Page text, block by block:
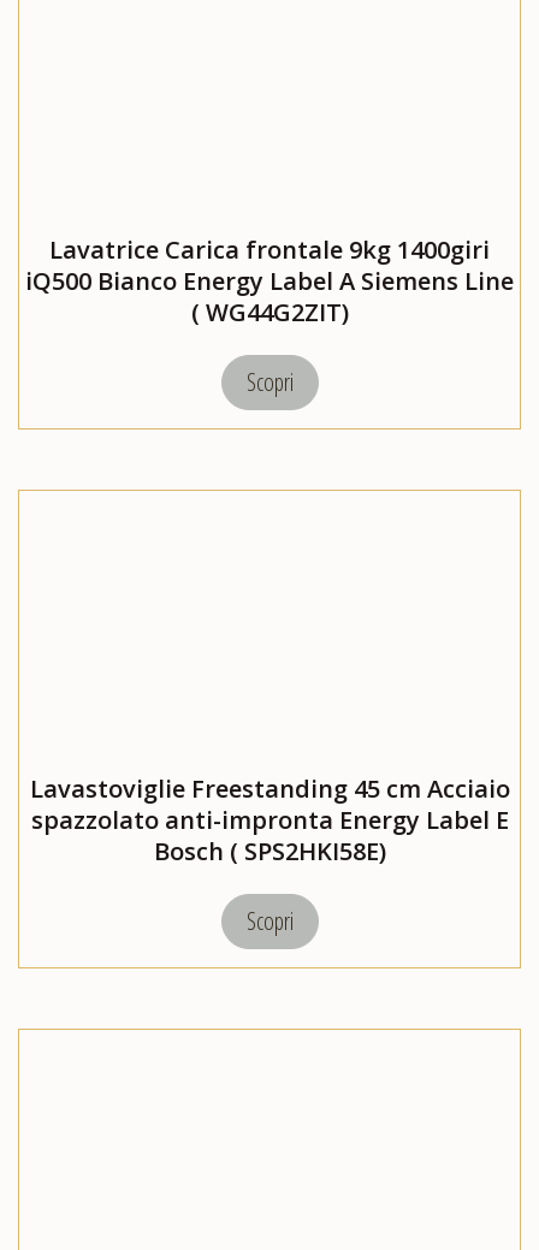
Lavatrice Carica frontale 9kg 1400giri
iQ500 Bianco Energy Label A Siemens Line
( WG44G2ZIT)
Scopri
Lavastoviglie Freestanding 45 cm Acciaio
spazzolato anti-impronta Energy Label E
Bosch ( SPS2HKI58E)
Scopri